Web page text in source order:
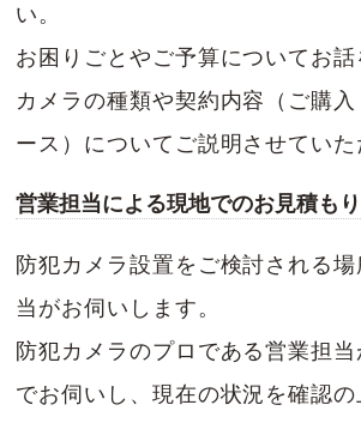
い。
お困りごとやご予算についてお話
カメラの種類や契約内容（ご購入
ース）についてご説明させていた
営業担当による現地でのお見積もり
防犯カメラ設置をご検討される
当がお伺いします。
防犯カメラのプロである営業担当
でお伺いし、現在の状況を確認